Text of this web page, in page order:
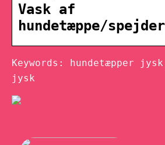
Vask af
hundetæppe/
Keywords: hundetæpper
jysk